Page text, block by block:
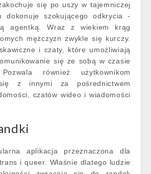
się po uszy w tajemniczej
dokonuje szokującego odkrycia -
agentką. Wraz z wiekiem krąg
mężczyzn zwykle się kurczy.
i czaty, które umożliwiają
się ze sobą w czasie
również użytkownikom
się z innymi za pośrednictwem
czatów wideo i wiadomości
aplikacja przeznaczona dla
i queer. Właśnie dlatego ludzie